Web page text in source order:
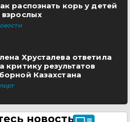
распознать корь у детей
взрослых
Хрусталева ответила
критику результатов
Казахстана
новостью